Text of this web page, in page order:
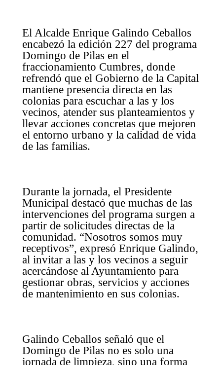
El Alcalde Enrique Galindo Ceballos
encabezó la edición 227 del programa
Domingo de Pilas en el
fraccionamiento Cumbres, donde
refrendó que el Gobierno de la Capital
mantiene presencia directa en las
colonias para escuchar a las y los
vecinos, atender sus planteamientos y
llevar acciones concretas que mejoren
el entorno urbano y la calidad de vida
de las familias.
Durante la jornada, el Presidente
Municipal destacó que muchas de las
intervenciones del programa surgen a
partir de solicitudes directas de la
comunidad. “Nosotros somos muy
receptivos”, expresó Enrique Galindo,
al invitar a las y los vecinos a seguir
acercándose al Ayuntamiento para
gestionar obras, servicios y acciones
de mantenimiento en sus colonias.
Galindo Ceballos señaló que el
Domingo de Pilas no es solo una
jornada de limpieza, sino una forma